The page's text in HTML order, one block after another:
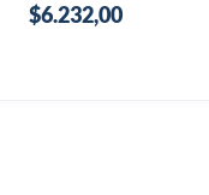
$6.232,00